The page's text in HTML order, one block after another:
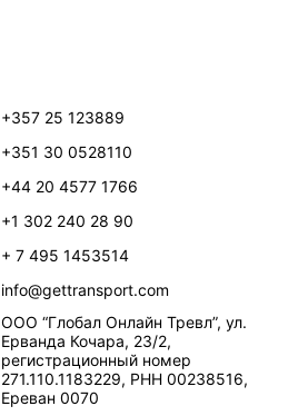
+357 25 123889
+351 30 0528110
+44 20 4577 1766
+1 302 240 28 90
+ 7 495 1453514
info@gettransport.com
ООО “Глобал Онлайн Тревл”, ул.
Ерванда Кочара, 23/2,
регистрационный номер
271.110.1183229, РНН 00238516,
Ереван 0070